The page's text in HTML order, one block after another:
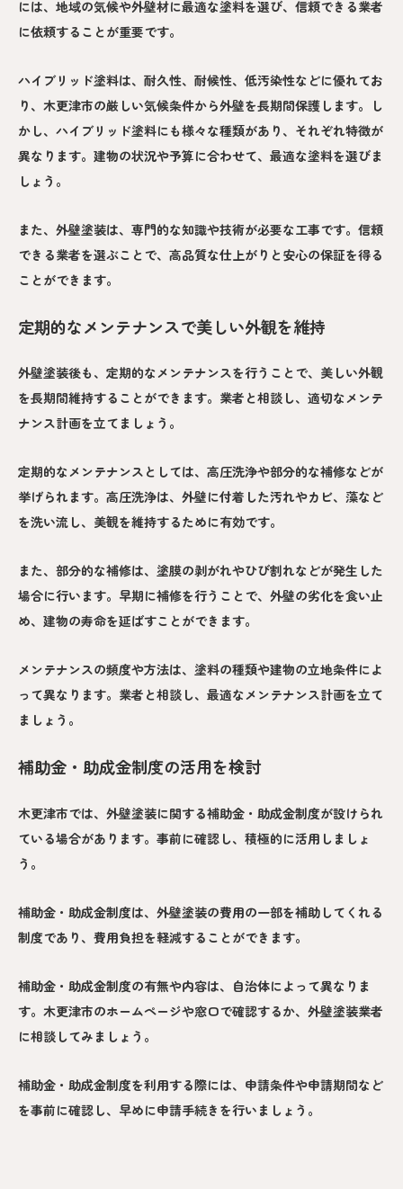
には、地域の気候や外壁材に最適な塗料を選び、信頼できる業者
に依頼することが重要です。
ハイブリッド塗料は、耐久性、耐候性、低汚染性などに優れてお
り、木更津市の厳しい気候条件から外壁を長期間保護します。し
かし、ハイブリッド塗料にも様々な種類があり、それぞれ特徴が
異なります。建物の状況や予算に合わせて、最適な塗料を選びま
しょう。
また、外壁塗装は、専門的な知識や技術が必要な工事です。信頼
できる業者を選ぶことで、高品質な仕上がりと安心の保証を得る
ことができます。
定期的なメンテナンスで美しい外観を維持
外壁塗装後も、定期的なメンテナンスを行うことで、美しい外観
を長期間維持することができます。業者と相談し、適切なメンテ
ナンス計画を立てましょう。
定期的なメンテナンスとしては、高圧洗浄や部分的な補修などが
挙げられます。高圧洗浄は、外壁に付着した汚れやカビ、藻など
を洗い流し、美観を維持するために有効です。
また、部分的な補修は、塗膜の剥がれやひび割れなどが発生した
場合に行います。早期に補修を行うことで、外壁の劣化を食い止
め、建物の寿命を延ばすことができます。
メンテナンスの頻度や方法は、塗料の種類や建物の立地条件によ
って異なります。業者と相談し、最適なメンテナンス計画を立て
ましょう。
補助金・助成金制度の活用を検討
木更津市では、外壁塗装に関する補助金・助成金制度が設けられ
ている場合があります。事前に確認し、積極的に活用しましょ
う。
補助金・助成金制度は、外壁塗装の費用の一部を補助してくれる
制度であり、費用負担を軽減することができます。
補助金・助成金制度の有無や内容は、自治体によって異なりま
す。木更津市のホームページや窓口で確認するか、外壁塗装業者
に相談してみましょう。
補助金・助成金制度を利用する際には、申請条件や申請期間など
を事前に確認し、早めに申請手続きを行いましょう。